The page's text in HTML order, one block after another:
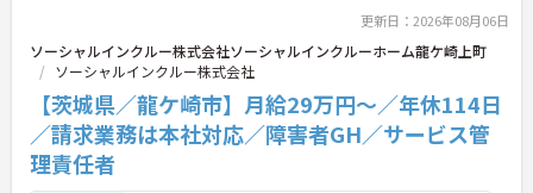
★おすすめPOINT★
・生活支援員からスタートし、サービス管理責任者
やエリアマネージャーへと続く明確なステップアッ
プの道筋が用意されています。急成長中の企業であ
るためポストも豊富にあり、専門性を高めながらマ
ネジメント職への挑戦も視野に入れていただけま
更新日：2026年08月06日
ソーシャルインクルー株式会社ソーシャルインクルーホーム龍ケ崎上町
ソーシャルインクルー株式会社
【茨城県／龍ケ崎市】月給29万円～／年休114日
／請求業務は本社対応／障害者GH／サービス管
理責任者